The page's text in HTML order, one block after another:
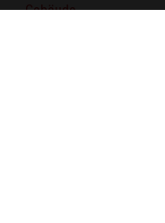
Gebäude